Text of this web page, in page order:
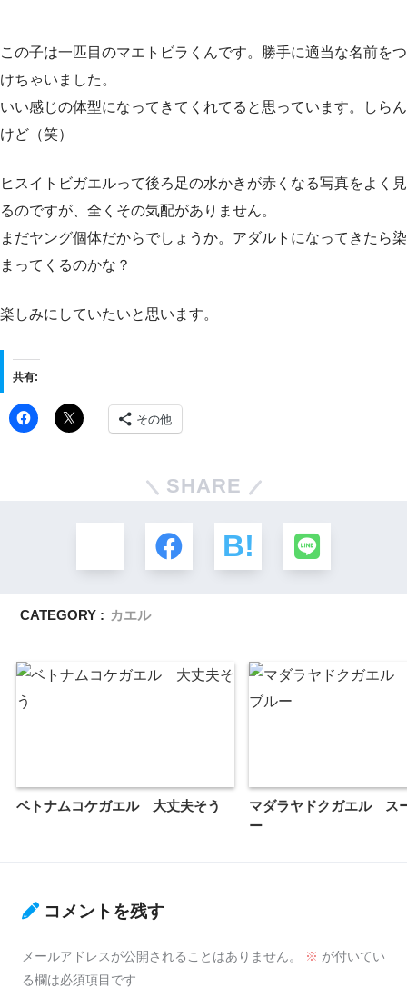
この子は一匹目のマエトビラくんです。勝手に適当な名前をつ
けちゃいました。
いい感じの体型になってきてくれてると思っています。しらん
けど（笑）
ヒスイトビガエルって後ろ足の水かきが赤くなる写真をよく見
るのですが、全くその気配がありません。
まだヤング個体だからでしょうか。アダルトになってきたら染
まってくるのかな？
楽しみにしていたいと思います。
共有:
その他
SHARE
CATEGORY : カエル
ベトナムコケガエル 大丈夫そう
マダラヤドクガエル ス
ー
コメントを残す
メールアドレスが公開されることはありません。 ※ が付いてい
る欄は必須項目です